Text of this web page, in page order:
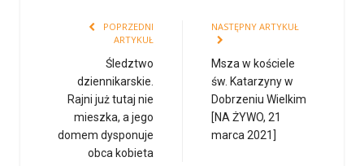
POPRZEDNI
ARTYKUŁ
Śledztwo
dziennikarskie.
Rajni już tutaj nie
mieszka, a jego
domem dysponuje
obca kobieta
NASTĘPNY ARTYKUŁ
Msza w kościele
św. Katarzyny w
Dobrzeniu Wielkim
[NA ŻYWO, 21
marca 2021]